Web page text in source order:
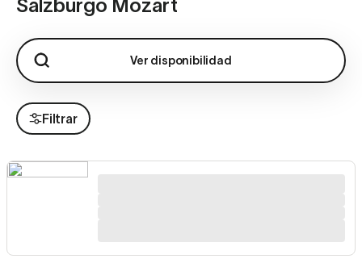
Salzburgo Mozart
Ver disponibilidad
Filtrar